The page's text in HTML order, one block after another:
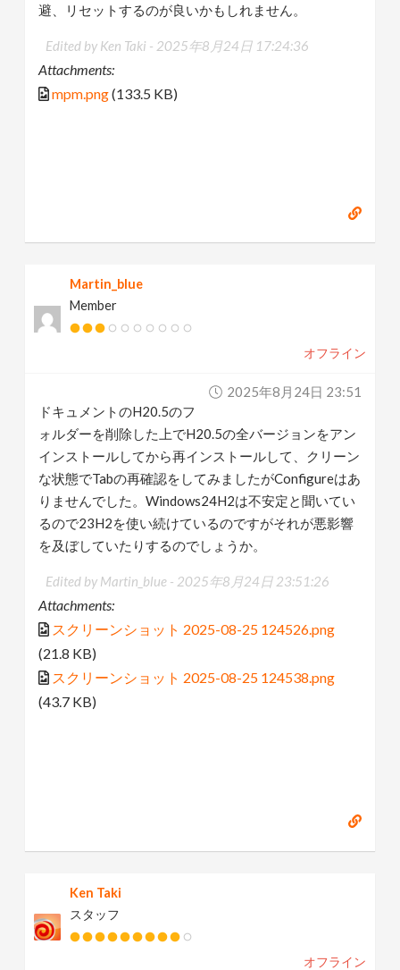
避、リセットするのが良いかもしれません。
Edited by Ken Taki - 2025年8月24日 17:24:36
Attachments:
mpm.png(133.5 KB)
Martin_blue
Member
オフライン
2025年8月24日 23:51
ドキュメントのH20.5のフ
ォルダーを削除した上でH20.5の全バージョンをアン
インストールしてから再インストールして、クリーン
な状態でTabの再確認をしてみましたがConfigureはあ
りませんでした。Windows24H2は不安定と聞いてい
るので23H2を使い続けているのですがそれが悪影響
を及ぼしていたりするのでしょうか。
Edited by Martin_blue - 2025年8月24日 23:51:26
Attachments:
スクリーンショット 2025-08-25 124526.png
(21.8 KB)
スクリーンショット 2025-08-25 124538.png
(43.7 KB)
Ken Taki
スタッフ
オフライン